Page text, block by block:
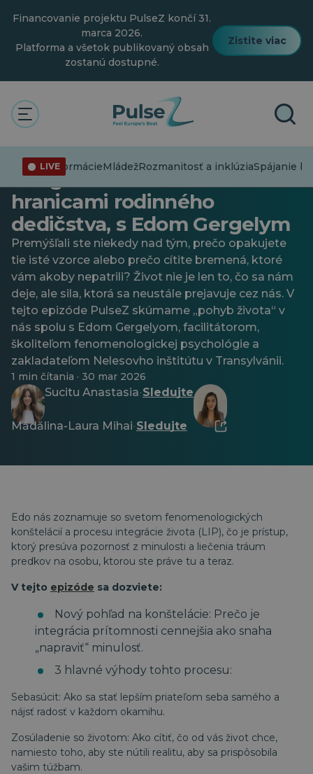
obsah
Financovanie projektu PulseZ končí 31.
marca 2026.
Platforma a všetok publikovaný obsah
zostanú dostupné.
Zistite viac
LIVE
DezinformácieMládežRozmanitosť a inklúziaSpájanie
PulseZ | Epizóda 25: Proces
integrácie života – Za
hranicami rodinného
dedičstva, s Edom Gergelym
Premýšľali ste niekedy nad tým, prečo opakujete
tie isté vzorce alebo prečo cítite bremená, ktoré
vám akoby nepatrili? Život nie je len to, čo sa nám
deje, ale sila, ktorá sa neustále prejavuje cez nás. V
tejto epizóde PulseZ skúmame „pohyb života“ v
nás spolu s Edom Gergelyom, facilitátorom,
školiteľom fenomenologickej psychológie a
zakladateľom Nelesovho inštitútu v Transylvánii.
1 min čítania · 30 mar 2026
Sucitu Anastasia· Sledujte
Mădălina-Laura Mihai· Sledujte
Edo nás zoznamuje so svetom fenomenologických
konštelácií a procesu integrácie života (LIP), čo je prístup,
ktorý presúva pozornosť z minulosti a liečenia tráum
predkov na osobu, ktorou ste práve tu a teraz.
V tejto epizóde sa dozviete:
Nový pohľad na konštelácie: Prečo je
integrácia prítomnosti cennejšia ako snaha
„napraviť“ minulosť.
3 hlavné výhody tohto procesu:
Sebasúcit: Ako sa stať lepším priateľom seba samého a
nájsť radosť v každom okamihu.
Zosúladenie so životom: Ako cítiť, čo od vás život chce,
namiesto toho, aby ste nútili realitu, aby sa prispôsobila
vašim túžbam.